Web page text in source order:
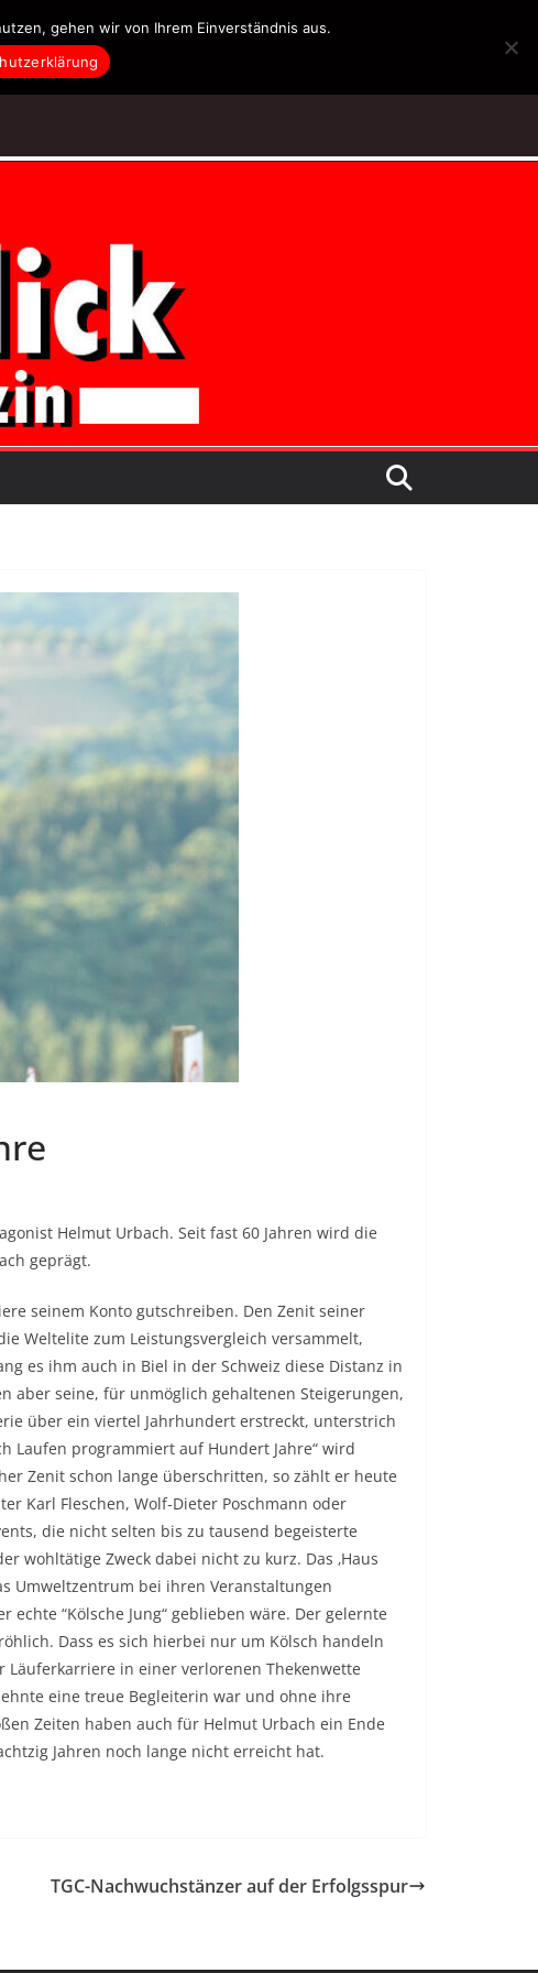
Helmut Urbach. Seit fast 60 Jahren wird die
geprägt.
seinem Konto gutschreiben. Den Zenit seiner
Weltelite zum Leistungsvergleich versammelt,
es ihm auch in Biel in der Schweiz diese Distanz in
aber seine, für unmöglich gehaltenen Steigerungen,
über ein viertel Jahrhundert erstreckt, unterstrich
Laufen programmiert auf Hundert Jahre“ wird
Zenit schon lange überschritten, so zählt er heute
Karl Fleschen, Wolf-Dieter Poschmann oder
die nicht selten bis zu tausend begeisterte
wohltätige Zweck dabei nicht zu kurz. Das ‚Haus
Umweltzentrum bei ihren Veranstaltungen
“Kölsche Jung“ geblieben wäre. Der gelernte
Dass es sich hierbei nur um Kölsch handeln
Läuferkarriere in einer verlorenen Thekenwette
eine treue Begleiterin war und ohne ihre
Zeiten haben auch für Helmut Urbach ein Ende
Jahren noch lange nicht erreicht hat.
TGC-Nachwuchstänzer auf der Erfolgsspur
gehen wir von Ihrem Einverständnis aus.